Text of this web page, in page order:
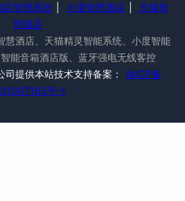
店管理系统 小度智慧酒店
天猫智
慧酒店
慧酒店、天猫精灵智能系统、小度智能
能音箱酒店版、蓝牙强电无线客控
提供本站技术支持备案：
渝ICP备
号-1